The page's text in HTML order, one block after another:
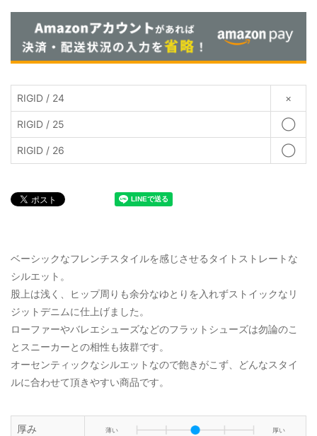
RIGID / 24 ×
RIGID / 25 ◯
RIGID / 26 ◯
ベーシックなフレンチスタイルを感じさせるタイトストレートな
シルエット。
股上は浅く、ヒップ周りも余分なゆとりを入れずストイックなリ
ジットデニムに仕上げました。
ローファーやバレエシューズなどのフラットシューズは勿論のこ
とスニーカーとの相性も抜群です。
オーセンティックなシルエットなので飽きがこず、どんなスタイ
ルに合わせて頂きやすい商品です。
厚み 薄い 厚い